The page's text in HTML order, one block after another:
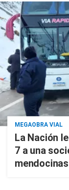
MEGAOBRA VIAL
La Nación
7 a una
mendocinas